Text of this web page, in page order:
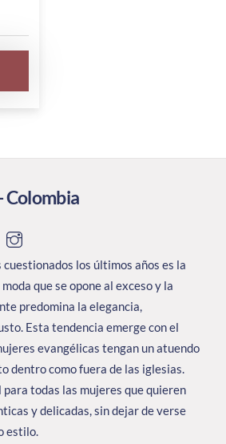
Colombia
cuestionados los últimos años es la
que se opone al exceso y la
predomina la elegancia,
Esta tendencia emerge con el
evangélicas tengan un atuendo
dentro como fuera de las iglesias.
todas las mujeres que quieren
y delicadas, sin dejar de verse
estilo.